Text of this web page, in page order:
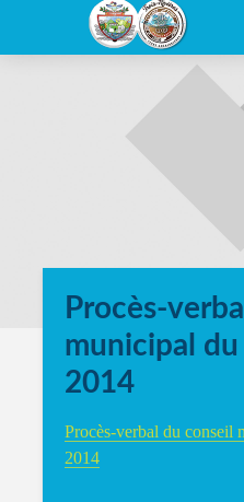
Procès-
municipal
2014
Procès-verbal du conseil
2014